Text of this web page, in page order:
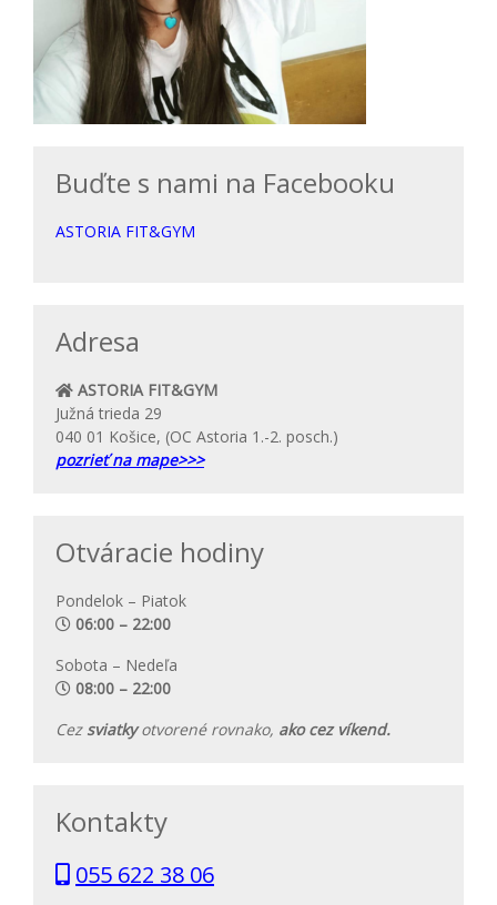
Buďte s nami na Facebooku
ASTORIA FIT&GYM
Adresa
ASTORIA FIT&GYM
Južná trieda 29
040 01 Košice, (OC Astoria 1.-2. posch.)
pozrieť na mape>>>
Otváracie hodiny
Pondelok – Piatok
06:00 – 22:00
Sobota – Nedeľa
08:00 – 22:00
Cez sviatkyotvorené rovnako, ako cez víkend.
Kontakty
055 622 38 06